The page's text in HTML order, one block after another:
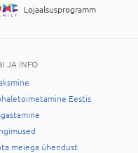
Lojaalsusprogramm
JA INFO
Eestis
meiega ühendust